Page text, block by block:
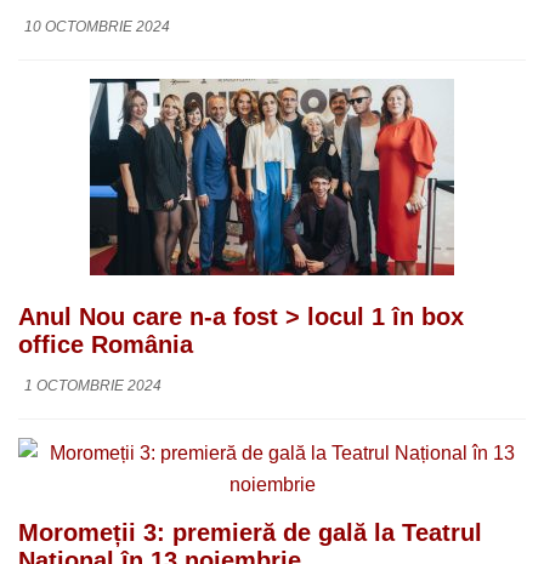
10 OCTOMBRIE 2024
Anul Nou care n-a fost > locul 1 în box
office România
1 OCTOMBRIE 2024
Moromeții 3: premieră de gală la Teatrul